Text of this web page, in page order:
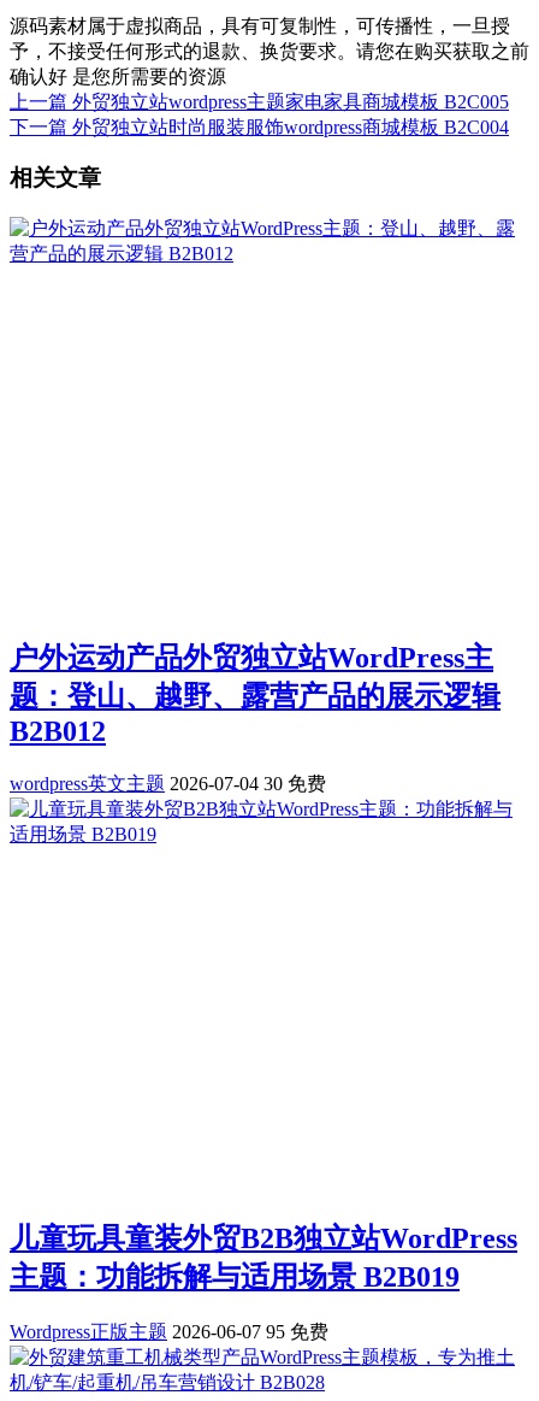
源码素材属于虚拟商品，具有可复制性，可传播性，一旦授
予，不接受任何形式的退款、换货要求。请您在购买获取之前
确认好 是您所需要的资源
上一篇 外贸独立站wordpress主题家电家具商城模板 B2C005
下一篇 外贸独立站时尚服装服饰wordpress商城模板 B2C004
相关文章
户外运动产品外贸独立站WordPress主
题：登山、越野、露营产品的展示逻辑
B2B012
wordpress英文主题 2026-07-04 30 免费
儿童玩具童装外贸B2B独立站WordPress
主题：功能拆解与适用场景 B2B019
Wordpress正版主题 2026-06-07 95 免费